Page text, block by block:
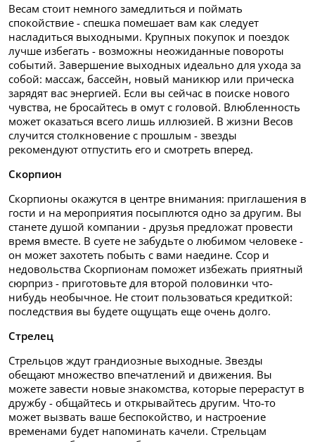
Весам стоит немного замедлиться и поймать
спокойствие - спешка помешает вам как следует
насладиться выходными. Крупных покупок и поездок
лучше избегать - возможны неожиданные повороты
событий. Завершение выходных идеально для ухода за
собой: массаж, бассейн, новый маникюр или прическа
зарядят вас энергией. Если вы сейчас в поиске нового
чувства, не бросайтесь в омут с головой. Влюбленность
может оказаться всего лишь иллюзией. В жизни Весов
случится столкновение с прошлым - звезды
рекомендуют отпустить его и смотреть вперед.
Скорпион
Скорпионы окажутся в центре внимания: приглашения в
гости и на мероприятия посыплются одно за другим. Вы
станете душой компании - друзья предложат провести
время вместе. В суете не забудьте о любимом человеке -
он может захотеть побыть с вами наедине. Ссор и
недовольства Скорпионам поможет избежать приятный
сюрприз - приготовьте для второй половинки что-
нибудь необычное. Не стоит пользоваться кредиткой:
последствия вы будете ощущать еще очень долго.
Стрелец
Стрельцов ждут грандиозные выходные. Звезды
обещают множество впечатлений и движения. Вы
можете завести новые знакомства, которые перерастут в
дружбу - общайтесь и открывайтесь другим. Что-то
может вызвать ваше беспокойство, и настроение
временами будет напоминать качели. Стрельцам